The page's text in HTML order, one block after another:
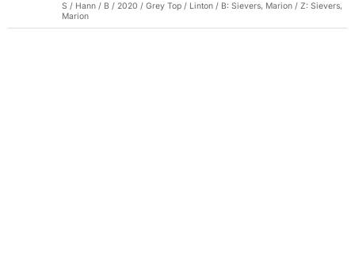
S / Hann / B / 2020 / Grey Top / Linton / B: Sievers, Marion / Z: Sievers,
Marion